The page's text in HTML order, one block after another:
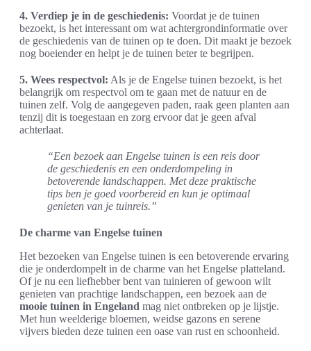
4. Verdiep je in de geschiedenis: Voordat je de tuinen
bezoekt, is het interessant om wat achtergrondinformatie over
de geschiedenis van de tuinen op te doen. Dit maakt je bezoek
nog boeiender en helpt je de tuinen beter te begrijpen.
5. Wees respectvol: Als je de Engelse tuinen bezoekt, is het
belangrijk om respectvol om te gaan met de natuur en de
tuinen zelf. Volg de aangegeven paden, raak geen planten aan
tenzij dit is toegestaan en zorg ervoor dat je geen afval
achterlaat.
“Een bezoek aan Engelse tuinen is een reis door
de geschiedenis en een onderdompeling in
betoverende landschappen. Met deze praktische
tips ben je goed voorbereid en kun je optimaal
genieten van je tuinreis.”
De charme van Engelse tuinen
Het bezoeken van Engelse tuinen is een betoverende ervaring
die je onderdompelt in de charme van het Engelse platteland.
Of je nu een liefhebber bent van tuinieren of gewoon wilt
genieten van prachtige landschappen, een bezoek aan de
mooie tuinen in Engeland mag niet ontbreken op je lijstje.
Met hun weelderige bloemen, weidse gazons en serene
vijvers bieden deze tuinen een oase van rust en schoonheid.